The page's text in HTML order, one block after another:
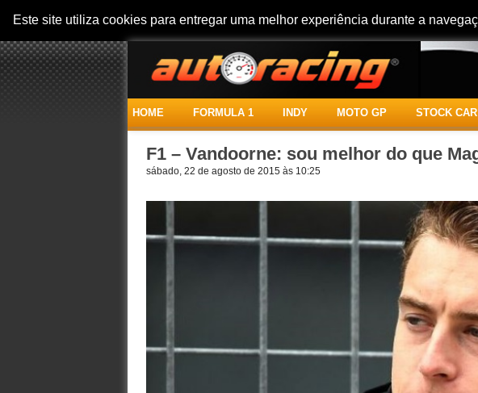
Este site utiliza cookies para entregar uma melhor experiência durante a
HOME FORMULA 1 INDY MOTO GP STOCK CAR
F1 – Vandoorne: sou melhor do que
sábado, 22 de agosto de 2015 às 10:25